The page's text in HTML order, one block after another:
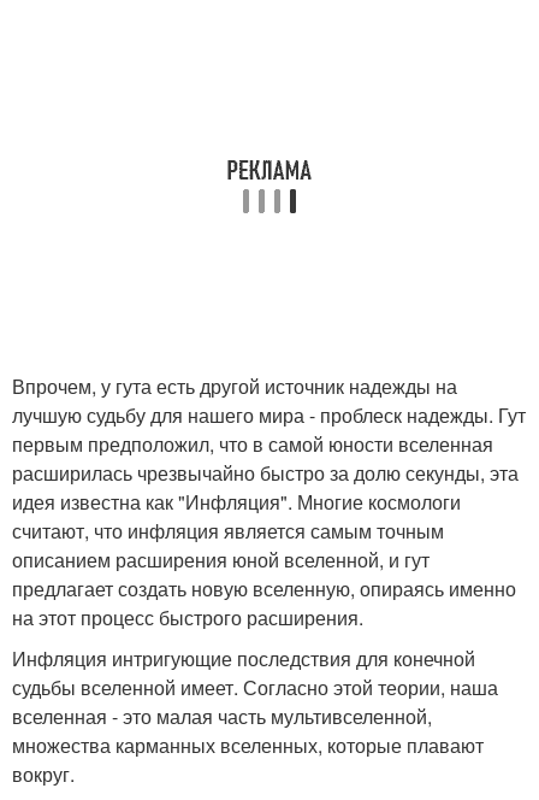
Впрочем, у гута есть другой источник надежды на
лучшую судьбу для нашего мира - проблеск надежды. Гут
первым предположил, что в самой юности вселенная
расширилась чрезвычайно быстро за долю секунды, эта
идея известна как "Инфляция". Многие космологи
считают, что инфляция является самым точным
описанием расширения юной вселенной, и гут
предлагает создать новую вселенную, опираясь именно
на этот процесс быстрого расширения.
Инфляция интригующие последствия для конечной
судьбы вселенной имеет. Согласно этой теории, наша
вселенная - это малая часть мультивселенной,
множества карманных вселенных, которые плавают
вокруг.